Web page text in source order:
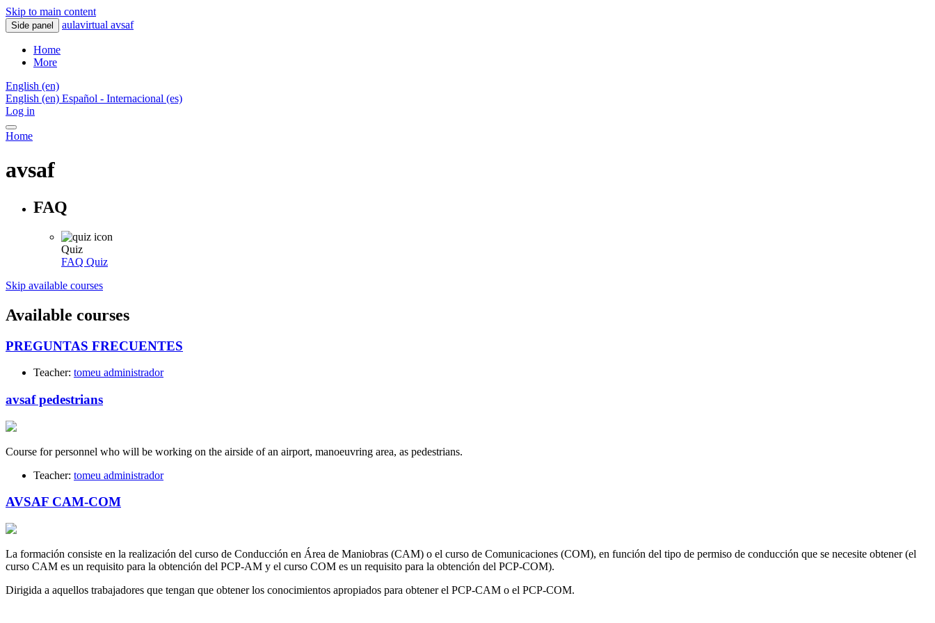
Skip to main content
Side panel aulavirtual avsaf
Home
More
English ‎(en)‎
English ‎(en)‎ Español - Internacional ‎(es)‎
Log in
Home
avsaf
FAQ
Quiz
FAQ Quiz
Skip available courses
Available courses
PREGUNTAS FRECUENTES
Teacher: tomeu administrador
avsaf pedestrians
Course for personnel who will be working on the airside of an airport, manoeuvring area, as pedestrians.
Teacher: tomeu administrador
AVSAF CAM-COM
La formación consiste en la realización del curso de Conducción en Área de Maniobras (CAM) o el curso de Comunicaciones (COM), en función del tipo de permiso de conducción que se necesite obtener (el
curso CAM es un requisito para la obtención del PCP-AM y el curso COM es un requisito para la obtención del PCP-COM).
Dirigida a aquellos trabajadores que tengan que obtener los conocimientos apropiados para obtener el PCP-CAM o el PCP-COM.